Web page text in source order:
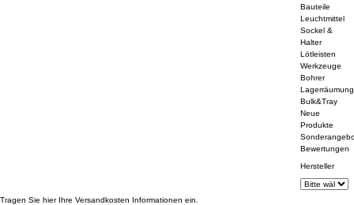
Bauteile
Leuchtmittel
Sockel &
Halter
Lötleisten
Werkzeuge
Bohrer
Lagerräumung
Bulk&Tray
Neue
Produkte
Bewertungen
Hersteller
Tragen Sie hier Ihre Versandkosten Informationen ein.